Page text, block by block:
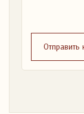
Отправить